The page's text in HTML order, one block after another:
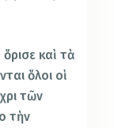
καὶ τὰ
ὅλοι οἱ
τῶν
τὴν